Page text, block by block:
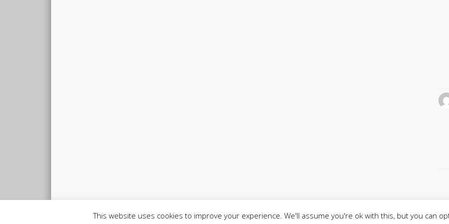
© 2026 elena.damian-web.net
This website uses cookies to improve your experience. We'll assume you're ok with this, but you can